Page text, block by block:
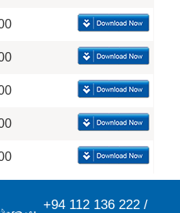
+94 112 136 222 /